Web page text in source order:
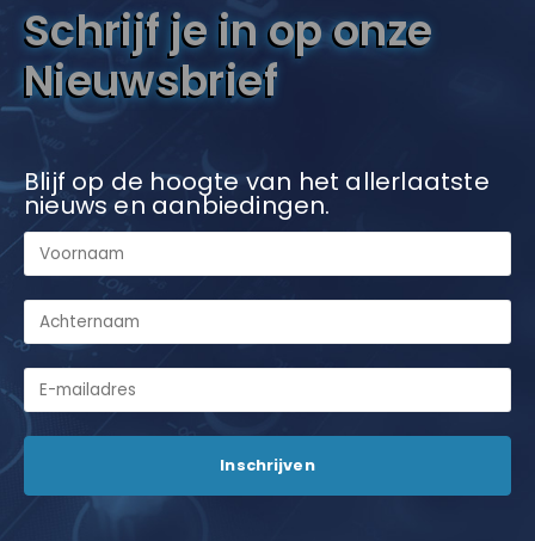
Schrijf je in op onze
Nieuwsbrief
Blijf op de hoogte van het allerlaatste
nieuws en aanbiedingen.